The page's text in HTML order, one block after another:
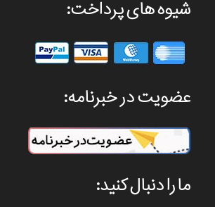
شیوه های پرداخت:
عضویت در خبرنامه:
ما را دنبال کنید: